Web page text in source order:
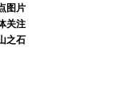
图片
关注
之石